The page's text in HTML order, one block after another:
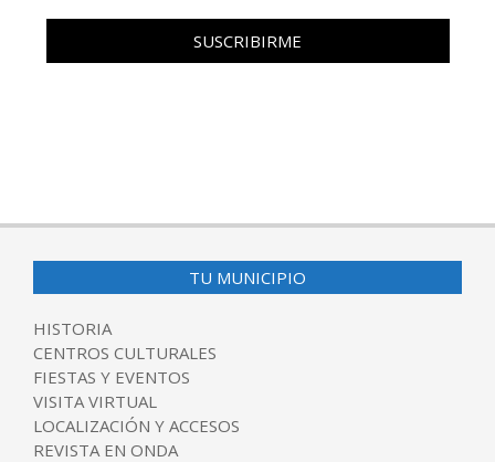
TU MUNICIPIO
HISTORIA
CENTROS CULTURALES
FIESTAS Y EVENTOS
VISITA VIRTUAL
LOCALIZACIÓN Y ACCESOS
REVISTA EN ONDA